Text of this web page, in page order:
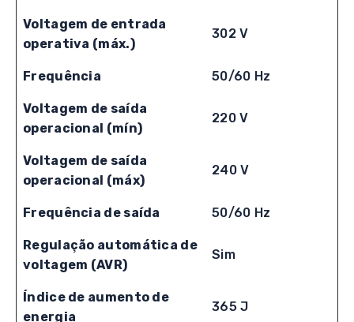
Voltagem de entrada
operativa (máx.)
302 V
Frequência 50/60 Hz
Voltagem de saída
operacional (mín)
220 V
Voltagem de saída
operacional (máx)
240 V
Frequência de saída 50/60 Hz
Regulação automática de
voltagem (AVR)
Sim
Índice de aumento de
energia
365 J